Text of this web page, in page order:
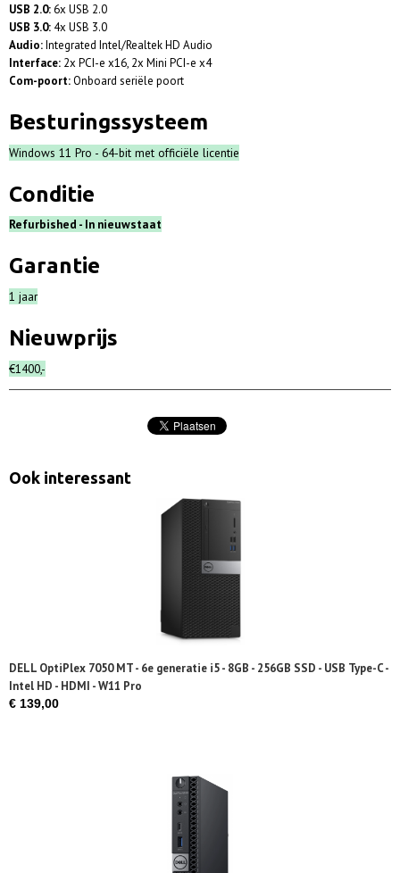
USB 2.0:6x USB 2.0
USB 3.0: 4x USB 3.0
Audio:Integrated Intel/Realtek HD Audio
Interface: 2x PCI-e x16, 2x Mini PCI-e x4
Com-poort:Onboard seriële poort
Besturingssysteem
Windows 11 Pro - 64-bit met officiële licentie
Conditie
Refurbished - In nieuwstaat
Garantie
1 jaar
Nieuwprijs
€1400,-
Ook interessant
DELL OptiPlex 7050 MT - 6e generatie i5 - 8GB - 256GB SSD - USB Type-C -
Intel HD - HDMI - W11 Pro
€ 139,00